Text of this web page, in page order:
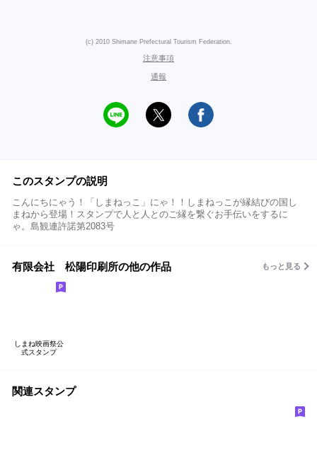
(c) 2010 Shimane Prefectural Tourism Federation.
注意事項
通報
このスタンプの説明
こんにちにゃう！「しまねっこ」にゃ！！しまねっこが縁結びの国し
まねから登場！スタンプで人と人とのご縁を繋ぐお手伝いをするに
ゃ。島観連許諾第2083号
有限会社 松陽印刷所の他の作品 もっと見る
しまね映画祭公
式スタンプ
関連スタンプ